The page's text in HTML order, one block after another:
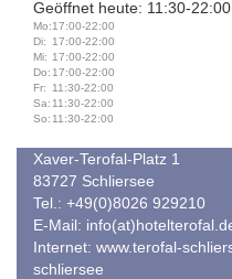
Geöffnet heute: 11:30-22:00
Mo:17:00-22:00
Di:
17:00-22:00
Mi: 17:00-22:00
Do: 17:00-22:00
Fr:
11:30-22:00
Sa: 11:30-22:00
So: 11:30-22:00
Xaver-Terofal-Platz 1
83727 Schliersee
Tel.: +49(0)8026 929210
E-Mail:
Internet: www.terofal-
schliersee